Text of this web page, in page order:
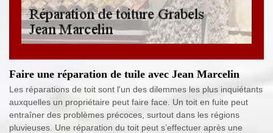
Faire une réparation de tuile avec Jean Marcelin
Les réparations de toit sont l'un des dilemmes les plus inquiétants
auxquelles un propriétaire peut faire face. Un toit en fuite peut
entraîner des problèmes précoces, surtout dans les régions
pluvieuses. Une réparation du toit peut s’effectuer après une